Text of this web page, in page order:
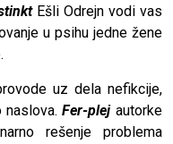
Ešli Odrejn vodi vas
u psihu jedne žene
uz dela nefikcije,
naslova.Fer-plej autorke
rešenje problema